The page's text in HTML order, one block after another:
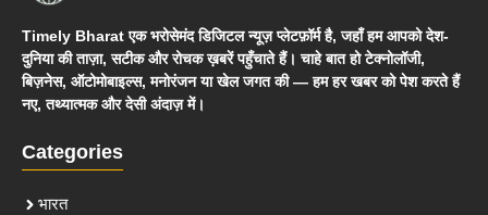
Timely Bharat एक भरोसेमंद डिजिटल न्यूज़ प्लेटफ़ॉर्म है, जहाँ हम आपको देश-
दुनिया की ताज़ा, सटीक और रोचक ख़बरें पहुँचाते हैं। चाहे बात हो टेक्नोलॉजी,
बिज़नेस, ऑटोमोबाइल्स, मनोरंजन या खेल जगत की — हम हर खबर को पेश करते हैं
नए, तथ्यात्मक और देसी अंदाज़ में।
Categories
भारत